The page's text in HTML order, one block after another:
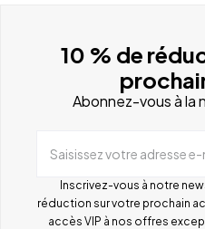
10 % de
Abonnez-vous à la
Saisissez votre adresse
Inscrivez-vous à notre
réduction sur votre prochain
accès VIP à nos offres